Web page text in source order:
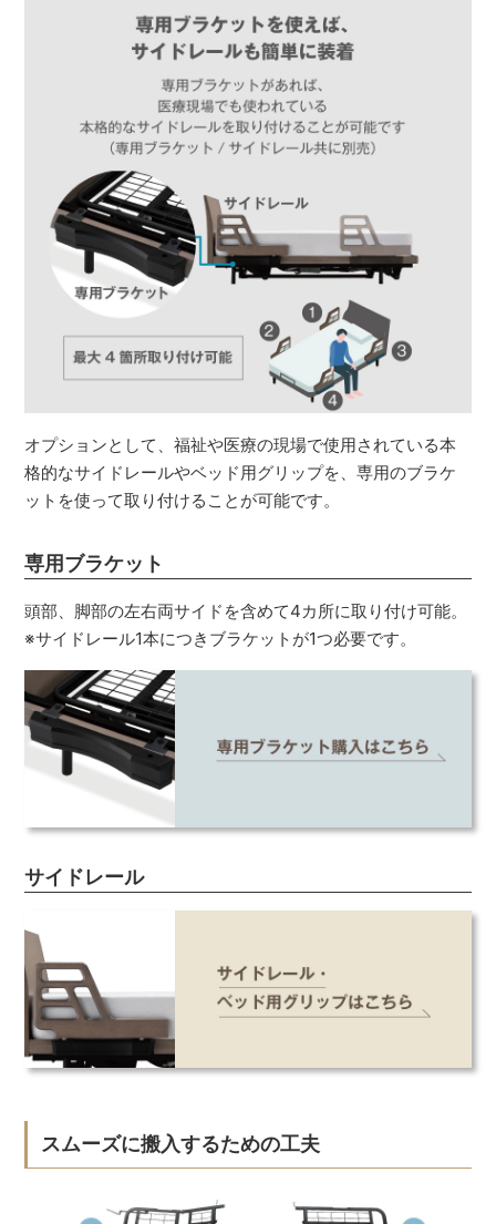
オプションとして、福祉や医療の現場で使用されている本
格的なサイドレールやベッド用グリップを、専用のブラケ
ットを使って取り付けることが可能です。
専用ブラケット
頭部、脚部の左右両サイドを含めて4カ所に取り付け可能。
※サイドレール1本につきブラケットが1つ必要です。
サイドレール
スムーズに搬入するための工夫